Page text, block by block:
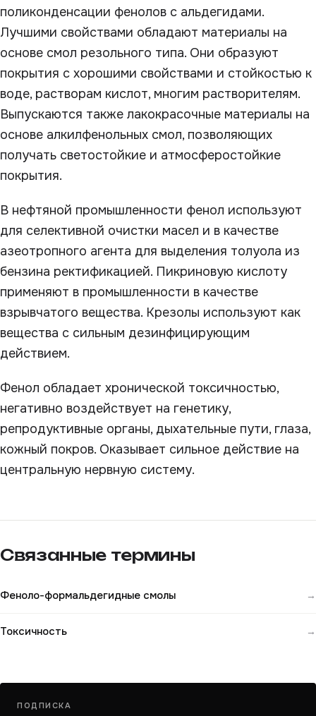
поликонденсации фенолов с альдегидами.
Лучшими свойствами обладают материалы на
основе смол резольного типа. Они образуют
покрытия с хорошими свойствами и стойкостью к
воде, растворам кислот, многим растворителям.
Выпускаются также лакокрасочные материалы на
основе алкилфенольных смол, позволяющих
получать светостойкие и атмосферостойкие
покрытия.
В нефтяной промышленности фенол используют
для селективной очистки масел и в качестве
азеотропного агента для выделения толуола из
бензина ректификацией. Пикриновую кислоту
применяют в промышленности в качестве
взрывчатого вещества. Крезолы используют как
вещества с сильным дезинфицирующим
действием.
Фенол обладает хронической токсичностью,
негативно воздействует на генетику,
репродуктивные органы, дыхательные пути, глаза,
кожный покров. Оказывает сильное действие на
центральную нервную систему.
Связанные термины
Феноло-формальдегидные смолы →
Токсичность →
ПОДПИСКА